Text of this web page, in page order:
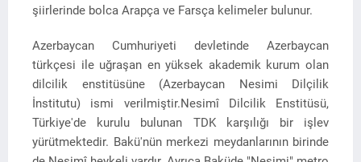
şiirlerinde bolca Arapça ve Farsça kelimeler bulunur.
Azerbaycan Cumhuriyeti devletinde Azerbaycan
türkçesi ile uğraşan en yüksek akademik kurum olan
dilcilik enstitüsüne (Azerbaycan Nesimi Dilçilik
İnstitutu) ismi verilmiştir.Nesimî Dilcilik Enstitüsü,
Türkiye'de kurulu bulunan TDK karşılığı bir işlev
yürütmektedir. Bakü'nün merkezi meydanlarının birinde